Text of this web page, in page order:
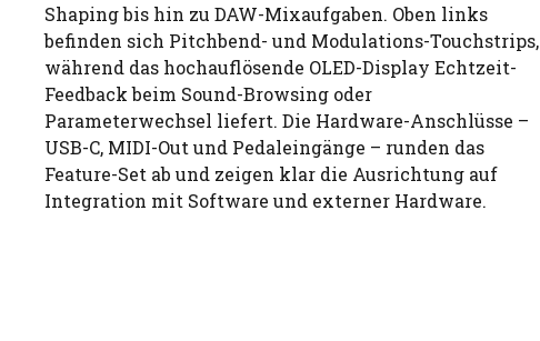
Shaping bis hin zu DAW-Mixaufgaben. Oben links
befinden sich Pitchbend- und Modulations-Touchstrips,
während das hochauflösende OLED-Display Echtzeit-
Feedback beim Sound-Browsing oder
Parameterwechsel liefert. Die Hardware-Anschlüsse –
USB-C, MIDI-Out und Pedaleingänge – runden das
Feature-Set ab und zeigen klar die Ausrichtung auf
Integration mit Software und externer Hardware.